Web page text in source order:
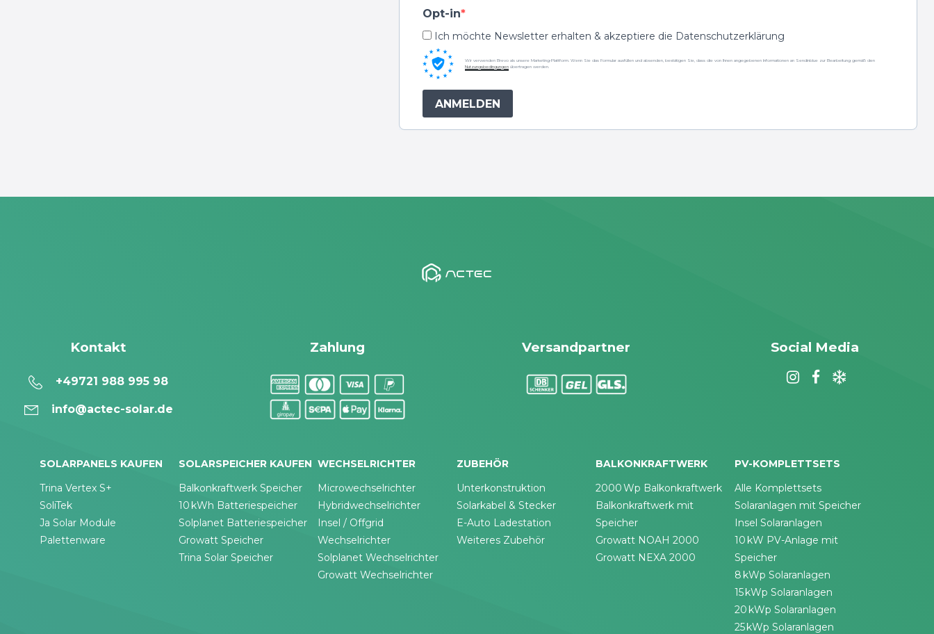
Opt-in
Ich möchte Newsletter erhalten & akzeptiere die Datenschutzerklärung
Wir verwenden Brevo als unsere Marketing-Plattform. Wenn Sie das Formular ausfüllen und absenden, bestätigen Sie, dass die von Ihnen angegebenen Informationen an Sendinblue zur Bearbeitung gemäß den
Nutzungsbedingungen übertragen werden.
ANMELDEN
Kontakt
+49721 988 995 98
info@actec-solar.de
Zahlung Versandpartner Social Media
SOLARPANELS KAUFEN
Trina Vertex S+
SoliTek
Ja Solar Module
Palettenware
SOLARSPEICHER KAUFEN
Balkonkraftwerk Speicher
10 kWh Batteriespeicher
Solplanet Batteriespeicher
Growatt Speicher
Trina Solar Speicher
WECHSELRICHTER
Microwechselrichter
Hybridwechselrichter
Insel / Offgrid
Wechselrichter
Solplanet Wechselrichter
Growatt Wechselrichter
ZUBEHÖR
Unterkonstruktion
Solarkabel & Stecker
E-Auto Ladestation
Weiteres Zubehör
BALKONKRAFTWERK
2000 Wp Balkonkraftwerk
Balkonkraftwerk mit
Speicher
Growatt NOAH 2000
Growatt NEXA 2000
PV-KOMPLETTSETS
Alle Komplettsets
Solaranlagen mit Speicher
Insel Solaranlagen
10 kW PV-Anlage mit
Speicher
8 kWp Solaranlagen
15 kWp Solaranlagen
20 kWp Solaranlagen
25 kWp Solaranlagen